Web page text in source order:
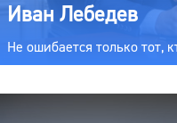
Иван Лебедев
Не ошибается только тот,